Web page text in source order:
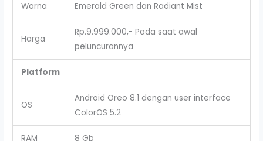
Warna Emerald Green dan Radiant Mist
Harga
Rp.9.999.000,- Pada saat awal
peluncurannya
Platform
OS
Android Oreo 8.1 dengan user interface
ColorOS 5.2
RAM 8 Gb